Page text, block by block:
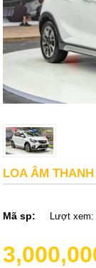
LOA ÂM
Mã sp: Lượt